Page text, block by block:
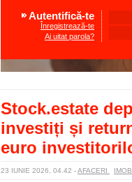
Autentifică-te
Înregistrează-te
Ai uitat parola?
Stock.estate
investiți și
euro
23 IUNIE 2026, 04.42 -AFACERI